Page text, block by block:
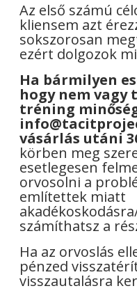
Az első számú
kliensem azt
sokszorosan
ezért dolgozok
Ha bármilyen
hogy nem vagy
tréning
vásárlás utáni
körben meg
esetlegesen
orvosolni a
említettek miatt
számíthatsz a
Ha az orvoslás
pénzed
visszautalásra